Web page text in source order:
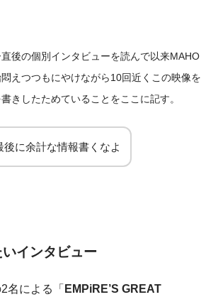
後の個別インタビューを読んで以来MAHO
えつつもにやけながら10回近くこの映像を
きしたためていることをここに記す。
後に余計な情報書くなよ
インタビュー
名による「 EMPiRE’S GREAT